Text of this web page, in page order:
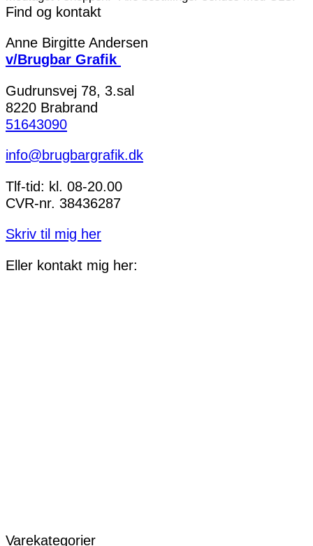
Find og kontakt
Anne Birgitte Andersen
v/Brugbar Grafik
Gudrunsvej 78, 3.sal
8220 Brabrand
51643090
info@brugbargrafik.dk
Tlf-tid: kl. 08-20.00
CVR-nr. 38436287
Skriv til mig her
Eller kontakt mig her:
Varekategorier